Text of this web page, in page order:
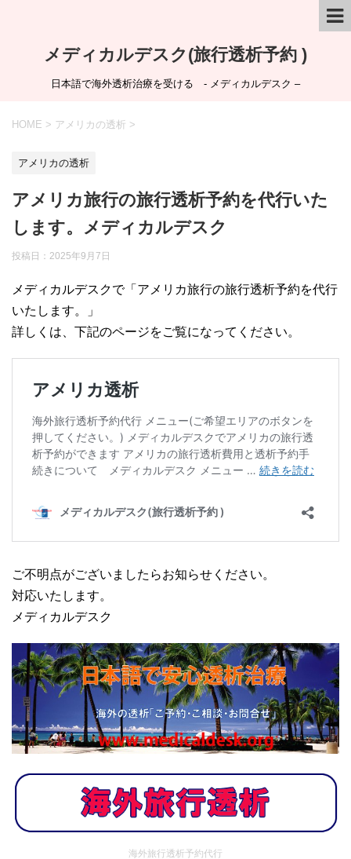
メディカルデスク(旅行透析予約 )
日本語で海外透析治療を受ける - メディカルデスク –
HOME > アメリカの透析 >
アメリカの透析
アメリカ旅行の旅行透析予約を代行いた
します。メディカルデスク
投稿日： 2025年9月7日
メディカルデスクで「アメリカ旅行の旅行透析予約を代行
いたします。」
詳しくは、下記のページをご覧になってください。
ご不明点がございましたらお知らせください。
対応いたします。
メディカルデスク
海外旅行透析予約代行